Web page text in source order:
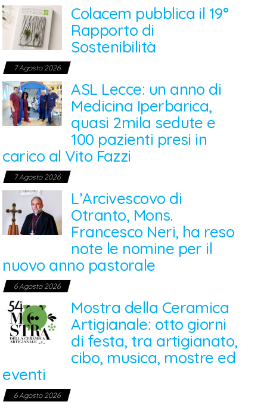
Colacem pubblica il 19°
Rapporto di
Sostenibilità
7 Agosto 2026
ASL Lecce: un anno di
Medicina Iperbarica,
quasi 2mila sedute e
100 pazienti presi in
carico al Vito Fazzi
7 Agosto 2026
L’Arcivescovo di
Otranto, Mons.
Francesco Neri, ha reso
note le nomine per il
nuovo anno pastorale
6 Agosto 2026
Mostra della Ceramica
Artigianale: otto giorni
di festa, tra artigianato,
cibo, musica, mostre ed
eventi
6 Agosto 2026